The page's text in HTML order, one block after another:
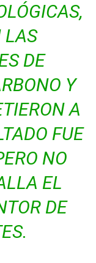
LAS
DE
Y
A
FUE
NO
EL
DE